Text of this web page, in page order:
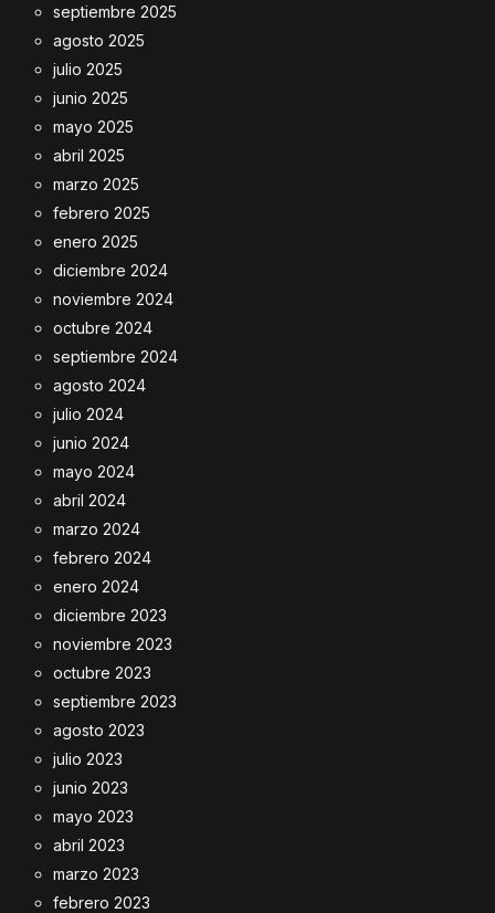
septiembre 2025
agosto 2025
julio 2025
junio 2025
mayo 2025
abril 2025
marzo 2025
febrero 2025
enero 2025
diciembre 2024
noviembre 2024
octubre 2024
septiembre 2024
agosto 2024
julio 2024
junio 2024
mayo 2024
abril 2024
marzo 2024
febrero 2024
enero 2024
diciembre 2023
noviembre 2023
octubre 2023
septiembre 2023
agosto 2023
julio 2023
junio 2023
mayo 2023
abril 2023
marzo 2023
febrero 2023